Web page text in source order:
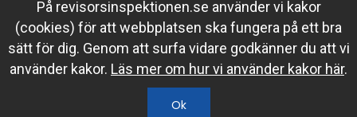
På revisorsinspektionen.se använder vi kakor
(cookies) för att webbplatsen ska fungera på ett bra
sätt för dig. Genom att surfa vidare godkänner du att vi
använder kakor. Läs mer om hur vi använder kakor här.
Genom att prenumerera på nyheter godkänner du att
Revisorsinspektionen lagrar din e-postadress.
Läs mer